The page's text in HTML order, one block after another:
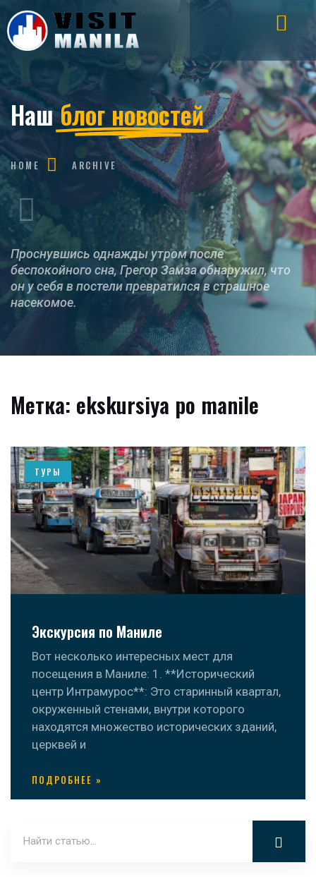
Нашблог новостей
HOME ARCHIVE
Проснувшись однажды утром после
беспокойного сна, Грегор Замза обнаружил, что
он у себя в постели превратился в страшное
насекомое.
Метка: ekskursiya po manile
ТУРЫ
Экскурсия по Маниле
Вот несколько интересных мест для
посещения в Маниле: 1. **Исторический
центр Интрамурос**: Это старинный квартал,
окруженный стенами, внутри которого
находятся множество исторических зданий,
церквей и
ПОДРОБНЕЕ »